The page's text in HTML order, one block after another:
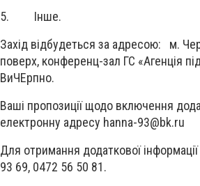
5. Інше.
Захід відбудеться за адресою: м.
поверх, конференц-зал ГС «Агенція
ВиЧЕрпно.
Ваші пропозиції щодо включення
електронну адресу hanna-93@bk.ru
Для отримання додаткової
93 69, 0472 56 50 81.